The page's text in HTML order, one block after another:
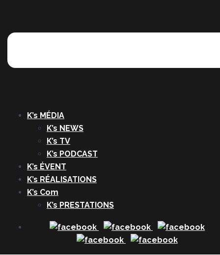
K’s MÉDIA
K’s NEWS
K’s TV
K’s PODCAST
K’s ÉVENT
K’s RÉALISATIONS
K’s Com
K’s PRESTATIONS